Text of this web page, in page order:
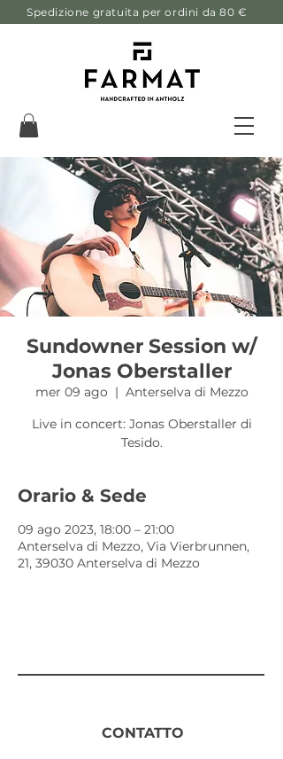
Spedizione gratuita per ordini da 80 €
Sundowner Session w/
Jonas Oberstaller
mer 09 ago
  |
Anterselva di Mezzo
Live in concert: Jonas Oberstaller di
Tesido.
Orario & Sede
09 ago 2023, 18:00 – 21:00
Anterselva di Mezzo, Via Vierbrunnen,
21, 39030 Anterselva di Mezzo
CONTATTO